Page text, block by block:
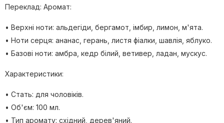
Переклад: Аромат:
• Верхні ноти: альдегіди, бергамот, імбир, лимон, м'ята.
• Ноти серця: ананас, герань, листя фіалки, шавлія, яблуко.
• Базові ноти: амбра, кедр білий, ветивер, ладан, мускус.
Характеристики:
• Стать: для чоловіків.
• Об'єм: 100 мл.
• Тип аромату: східний, дерев'яний.